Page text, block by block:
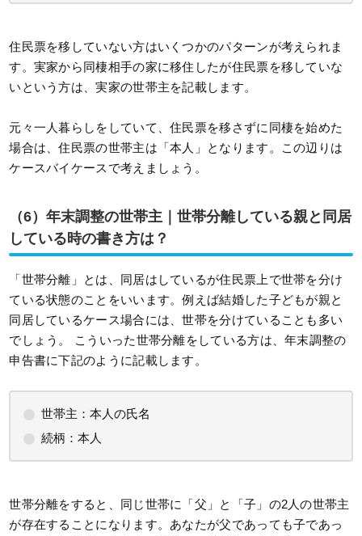
住民票を移していない方はいくつかのパターンが考えられま
す。実家から同棲相手の家に移住したが住民票を移していな
いという方は、実家の世帯主を記載します。
元々一人暮らしをしていて、住民票を移さずに同棲を始めた
場合は、住民票の世帯主は「本人」となります。この辺りは
ケースバイケースで考えましょう。
（6）年末調整の世帯主｜世帯分離している親と同居
している時の書き方は？
「世帯分離」とは、同居はしているが住民票上で世帯を分け
ている状態のことをいいます。例えば結婚した子どもが親と
同居しているケース場合には、世帯を分けていることも多い
でしょう。 こういった世帯分離をしている方は、年末調整の
申告書に下記のように記載します。
世帯主：本人の氏名
続柄：本人
世帯分離をすると、同じ世帯に「父」と「子」の2人の世帯主
が存在することになります。あなたが父であっても子であっ